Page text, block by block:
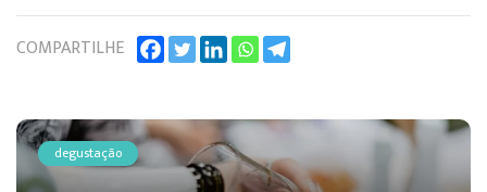
COMPARTILHE
degustação